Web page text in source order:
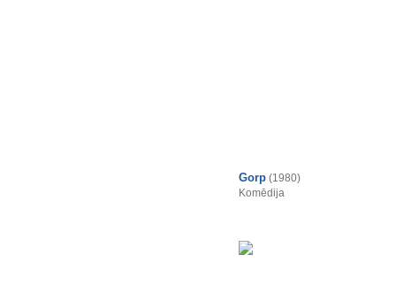
Gorp (1980)
Komēdija